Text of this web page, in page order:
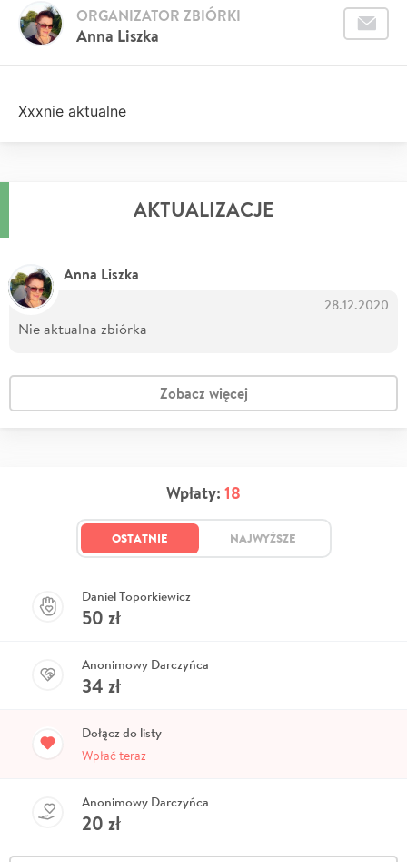
Anna Liszka
ORGANIZATOR ZBIÓRKI
Xxxnie aktualne
AKTUALIZACJE
Anna Liszka
28.12.2020
Nie aktualna zbiórka
Zobacz więcej
Wpłaty: 18
OSTATNIE NAJWYŻSZE
Daniel Toporkiewicz
50 zł
Anonimowy Darczyńca
34 zł
Dołącz do listy
Wpłać teraz
Anonimowy Darczyńca
20 zł